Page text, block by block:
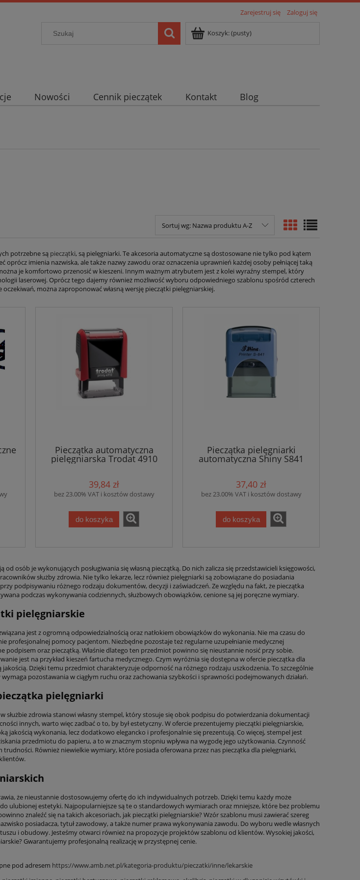
Zarejestruj się Zaloguj się
Koszyk:(pusty)
Nowości Cennik pieczątek Kontakt Blog
Sortuj wg: Nazwa produktu A-Z
potrzebne są pieczątki, są pielęgniarki. Te akcesoria automatyczne są dostosowane nie tylko pod kątem
oprócz imienia nazwiska, ale także nazwy zawodu oraz oznaczenia uprawnień każdej osoby pełniącej taką
je komfortowo przenosić w kieszeni. Innym ważnym atrybutem jest z kolei wyraźny stempel, który
laserowej. Oprócz tego dajemy również możliwość wyboru odpowiedniego szablonu spośród czterech
oczekiwań, można zaproponować własną wersję pieczątki pielęgniarskiej.
Pieczątka automatyczna
pielęgniarska Trodat 4910
39,84 zł
bez 23.00% VAT i kosztów dostawy
do koszyka
Pieczątka pielęgniarki
automatyczna Shiny S841
37,40 zł
bez 23.00% VAT i kosztów dostawy
do koszyka
osób je wykonujących posługiwania się własną pieczątką. Do nich zalicza się przedstawicieli księgowości,
służby zdrowia. Nie tylko lekarze, lecz również pielęgniarki są zobowiązane do posiadania
podpisywaniu różnego rodzaju dokumentów, decyzji i zaświadczeń. Ze względu na fakt, że pieczątka
podczas wykonywania codziennych, służbowych obowiązków, cenione są jej poręczne wymiary.
pielęgniarskie
jest z ogromną odpowiedzialnością oraz natłokiem obowiązków do wykonania. Nie ma czasu do
profesjonalnej pomocy pacjentom. Niezbędne pozostaje też regularne uzupełnianie medycznej
podpisem oraz pieczątką. Właśnie dlatego ten przedmiot powinno się nieustannie nosić przy sobie.
jest na przykład kieszeń fartucha medycznego. Czym wyróżnia się dostępna w ofercie pieczątka dla
Dzięki temu przedmiot charakteryzuje odporność na różnego rodzaju uszkodzenia. To szczególnie
pozostawania w ciągłym ruchu oraz zachowania szybkości i sprawności podejmowanych działań.
pielęgniarki
służbie zdrowia stanowi własny stempel, który stosuje się obok podpisu do potwierdzania dokumentacji
innych, warto więc zadbać o to, by był estetyczny. W ofercie prezentujemy pieczątki pielęgniarskie,
jakością wykonania, lecz dodatkowo elegancko i profesjonalnie się prezentują. Co więcej, stempel jest
przedmiotu do papieru, a to w znacznym stopniu wpływa na wygodę jego użytkowania. Czynność
trudności. Również niewielkie wymiary, które posiada oferowana przez nas pieczątka dla pielęgniarki,
że nieustannie dostosowujemy ofertę do ich indywidualnych potrzeb. Dzięki temu każdy może
ulubionej estetyki. Najpopularniejsze są te o standardowych wymiarach oraz mniejsze, które bez problemu
znaleźć się na takich akcesoriach, jak pieczątki pielęgniarskie? Wzór szablonu musi zawierać szereg
posiadacza, tytuł zawodowy, a także numer prawa wykonywania zawodu. Do wyboru wedle własnych
i obudowy. Jesteśmy otwarci również na propozycje projektów szablonu od klientów. Wysokiej jakości,
Gwarantujemy profesjonalną realizację w przystępnej cenie.
pod adresem https://www.amb.net.pl/kategoria-produktu/pieczatki/inne/lekarskie